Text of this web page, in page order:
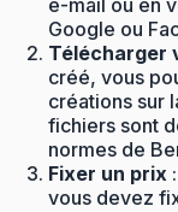
Google ou
Télécharger
créé, vous
créations sur
fichiers sont
normes de
Fixer un prix
vous devez